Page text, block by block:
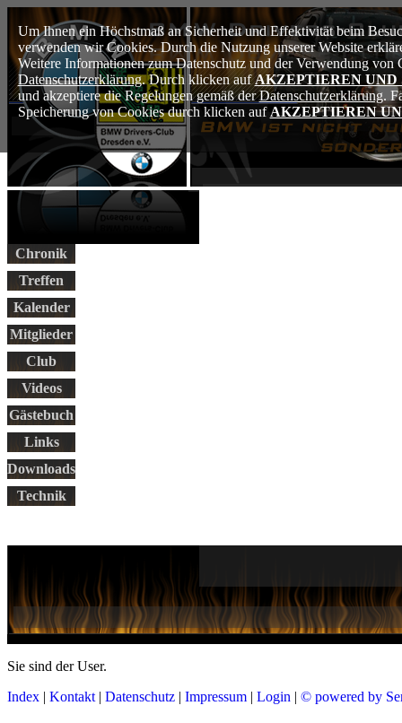
Um Ihnen ein Höchstmaß an Sicherheit und Effektivität beim
verwenden wir Cookies. Durch die Nutzung unserer Website
Weitere Informationen zum Datenschutz und der Verwendung von
Datenschutzerklärung. Durch klicken aufAKZEPTIEREN UND
und akzeptiere die Regelungen gemäß derDatenschutzerklärung.
Speicherung von Cookies durch klicken auf AKZEPTIEREN
Chronik
Treffen
Kalender
Mitglieder
Club
Videos
Gästebuch
Links
Downloads
Technik
Sie sind derUser.
Index | Kontakt | Datenschutz | Impressum | Login | © powered by